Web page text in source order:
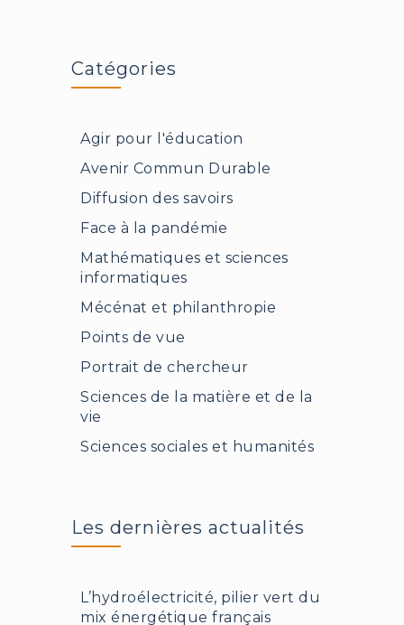
Catégories
Agir pour l'éducation
Avenir Commun Durable
Diffusion des savoirs
Face à la pandémie
Mathématiques et sciences
informatiques
Mécénat et philanthropie
Points de vue
Portrait de chercheur
Sciences de la matière et de la
vie
Sciences sociales et humanités
Les dernières actualités
L’hydroélectricité, pilier vert du
mix énergétique français